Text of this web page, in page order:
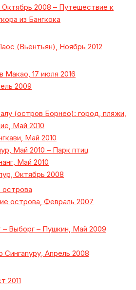
2008 – Путешествие к
из Бангкока
(Вьентьян), Ноябрь 2012
Макао, 17 июля 2016
2009
(остров Борнео): город, пляжи,
Май 2010
Май 2010
Май 2010 – Парк птиц
Май 2010
Октябрь 2008
острова, Февраль 2007
Выборг – Пушкин, Май 2009
Сингапуру, Апрель 2008
2011